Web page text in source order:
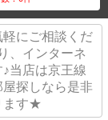
にご相談くだ
、インターネ
当店は京王線
探しなら是非
ます★